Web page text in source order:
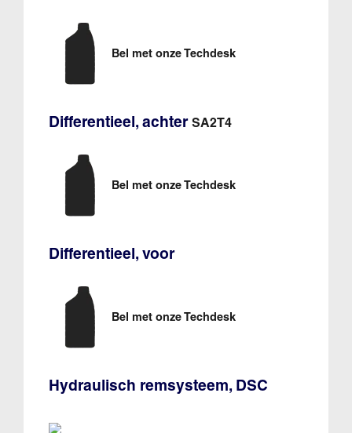
Bel met onze Techdesk
Differentieel, achter SA2T4
Bel met onze Techdesk
Differentieel, voor
Bel met onze Techdesk
Hydraulisch remsysteem, DSC